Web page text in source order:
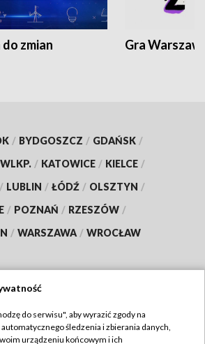
zmian Gra
/ BYDGOSZCZ / GDAŃSK /
/ KATOWICE / KIELCE /
/ LUBLIN / ŁÓDŹ / OLSZTYN /
/ POZNAŃ / RZESZÓW /
/ WARSZAWA / WROCŁAW
TVP
do serwisu", aby wyrazić zgody na
śledzenia i zbierania danych,
urządzeniu końcowym i ich